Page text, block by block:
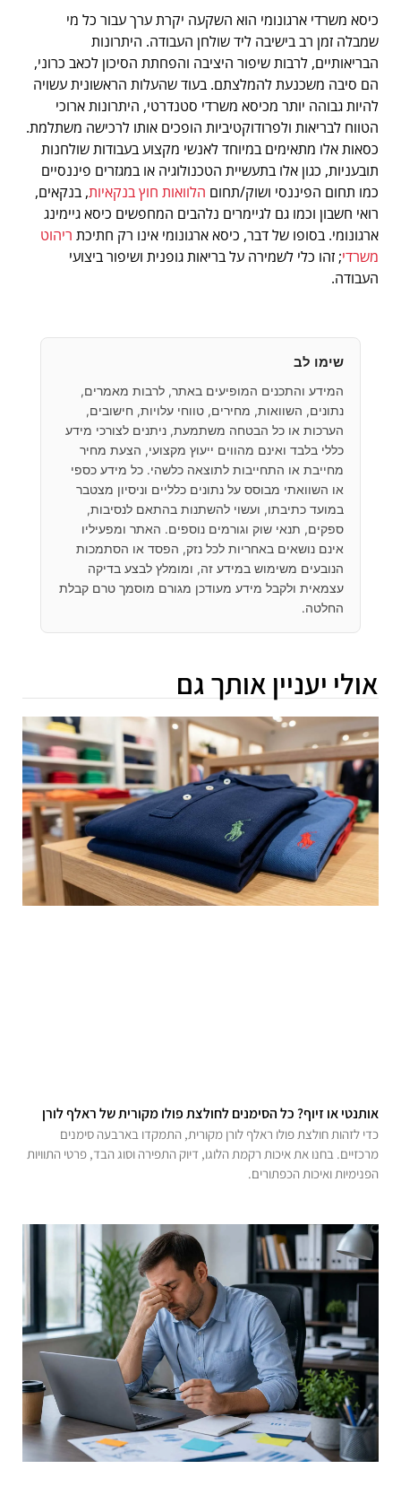
כיסא משרדי ארגונומי הוא השקעה יקרת ערך עבור כל מי
שמבלה זמן רב בישיבה ליד שולחן העבודה. היתרונות
הבריאותיים, לרבות שיפור היציבה והפחתת הסיכון לכאב כרוני,
הם סיבה משכנעת להמלצתם. בעוד שהעלות הראשונית עשויה
להיות גבוהה יותר מכיסא משרדי סטנדרטי, היתרונות ארוכי
הטווח לבריאות ולפרודוקטיביות הופכים אותו לרכישה משתלמת.
כסאות אלו מתאימים במיוחד לאנשי מקצוע בעבודות שולחנות
תובעניות, כגון אלו בתעשיית הטכנולוגיה או במגזרים פיננסיים
כמו תחום הפיננסי ושוק/תחום הלוואות חוץ בנקאיות, בנקאים,
רואי חשבון וכמו גם לגיימרים נלהבים המחפשים כיסא גיימינג
ארגונומי. בסופו של דבר, כיסא ארגונומי אינו רק חתיכת ריהוט
משרדי; זהו כלי לשמירה על בריאות גופנית ושיפור ביצועי
העבודה.
שימו לב
המידע והתכנים המופיעים באתר, לרבות מאמרים,
נתונים, השוואות, מחירים, טווחי עלויות, חישובים,
הערכות או כל הבטחה משתמעת, ניתנים לצורכי מידע
כללי בלבד ואינם מהווים ייעוץ מקצועי, הצעת מחיר
מחייבת או התחייבות לתוצאה כלשהי. כל מידע כספי
או השוואתי מבוסס על נתונים כלליים וניסיון מצטבר
במועד כתיבתו, ועשוי להשתנות בהתאם לנסיבות,
ספקים, תנאי שוק וגורמים נוספים. האתר ומפעיליו
אינם נושאים באחריות לכל נזק, הפסד או הסתמכות
הנובעים משימוש במידע זה, ומומלץ לבצע בדיקה
עצמאית ולקבל מידע מעודכן מגורם מוסמך טרם קבלת
החלטה.
אולי יעניין אותך גם
אותנטי או זיוף? כל הסימנים לחולצת פולו מקורית של ראלף לורן
כדי לזהות חולצת פולו ראלף לורן מקורית, התמקדו בארבעה סימנים
מרכזיים. בחנו את איכות רקמת הלוגו, דיוק התפירה וסוג הבד, פרטי התוויות
הפנימיות ואיכות הכפתורים.